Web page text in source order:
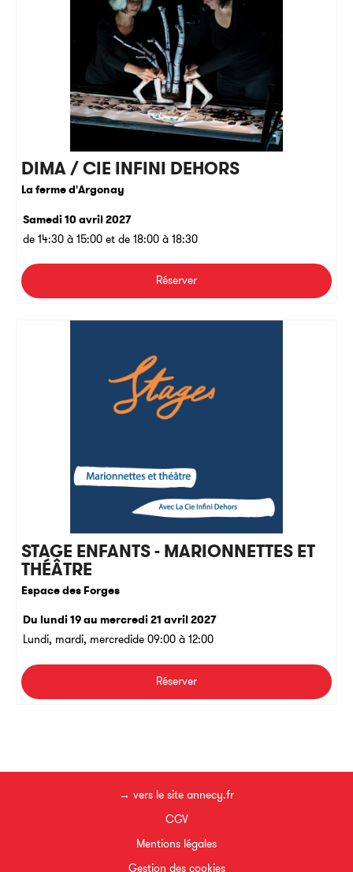
DIMA / CIE INFINI DEHORS
La ferme d'Argonay
Samedi 10 avril 2027
de 14:30 à 15:00 et de 18:00 à 18:30
Réserver
STAGE ENFANTS - MARIONNETTES ET
THÉÂTRE
Espace des Forges
Du lundi 19 au mercredi 21 avril 2027
Lundi, mardi, mercredide 09:00 à 12:00
Réserver
→ vers le site annecy.fr
CGV
Mentions légales
Gestion des cookies